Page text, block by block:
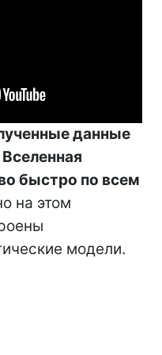
данные
быстро по всем
на этом
модели.